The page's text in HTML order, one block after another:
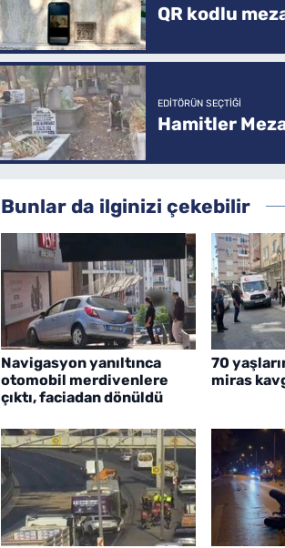
QR kodlu
EDITÖRÜN SEÇTIĞI
Hamitler
Bunlar da ilginizi çekebilir
Navigasyon yanıltınca
otomobil merdivenlere
çıktı, faciadan dönüldü
70
miras